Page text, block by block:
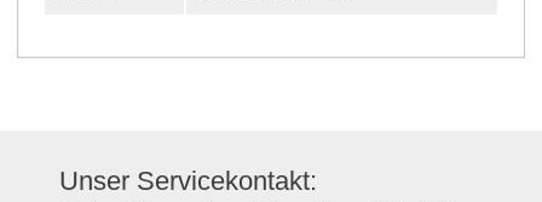
Unser Servicekontakt: